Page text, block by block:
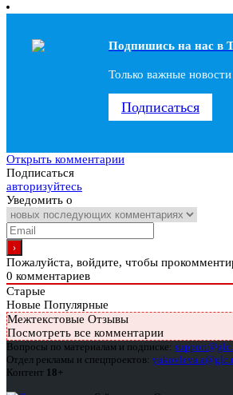
Подпишись на наc в
Только важные
Подписаться
Открыть комментарии
Подписаться
авторизуйтесь
Уведомить о
Пожалуйста, войдите, чтобы
0 комментариев
Старые
Новые Популярные
Межтекстовые Отзывы
Посмотреть все комментарии
Вопросы по материалам и подписке:
Отдел рекламы и спецпроектов:
Контент 18+